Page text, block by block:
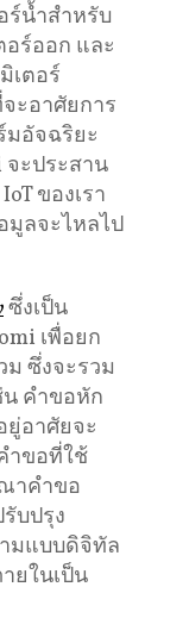
ร์น้ำสำหรับ
ร์ออก และ
เตอร์
ะอาศัยการ
อัจฉริยะ
จะประสาน
ของเรา
มูลจะไหลไป
ซึ่งเป็น
เพื่อยก
ซึ่งจะรวม
คำขอหัก
อาศัยจะ
ำขอที่ใช้
าคำขอ
บปรุง
มแบบดิจิทัล
ยในเป็น